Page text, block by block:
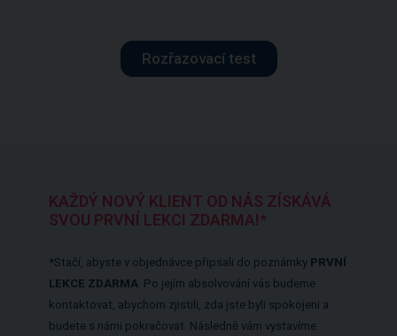
Rozřazovací test
KAŽDÝ NOVÝ KLIENT OD NÁS ZÍSKÁVÁ
SVOU PRVNÍ LEKCI ZDARMA!*
*Stačí, abyste v objednávce připsali do poznámky PRVNÍ
LEKCE ZDARMA . Po jejím absolvování vás budeme
kontaktovat, abychom zjistili, zda jste byli spokojeni a
budete s námi pokračovat. Následně vám vystavíme